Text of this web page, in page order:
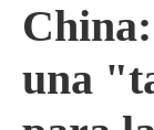
una